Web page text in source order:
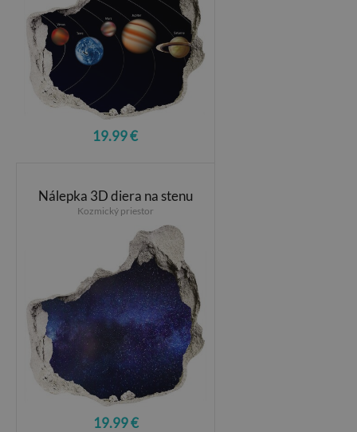
19.99 €
Nálepka 3D diera na stenu
Kozmický priestor
19.99 €